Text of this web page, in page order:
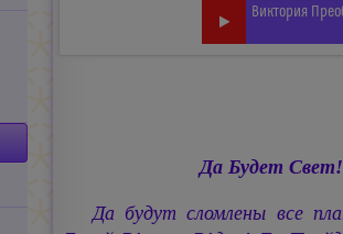
Виктория
Да Будет
Да будут сломлены все